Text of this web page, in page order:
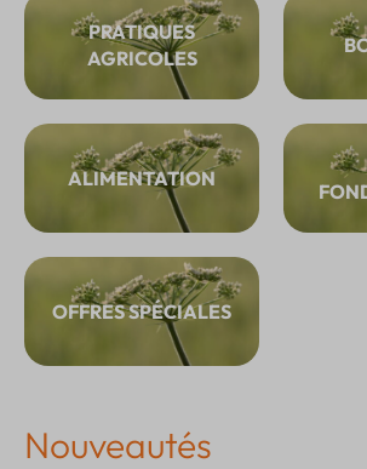
PRATIQUES
AGRICOLES
ALIMENTATION
OFFRES SPÉCIALES
Nouveautés